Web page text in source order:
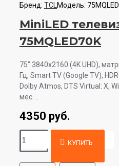
Бренд: TCL Модель:
MiniLED
75MQLED70K
75" 3840x2160 (4K UHD),
Гц, Smart TV (Google TV),
Dolby Atmos, DTS Virtual: X,
мес. ..
4350 руб.
КУПИТЬ